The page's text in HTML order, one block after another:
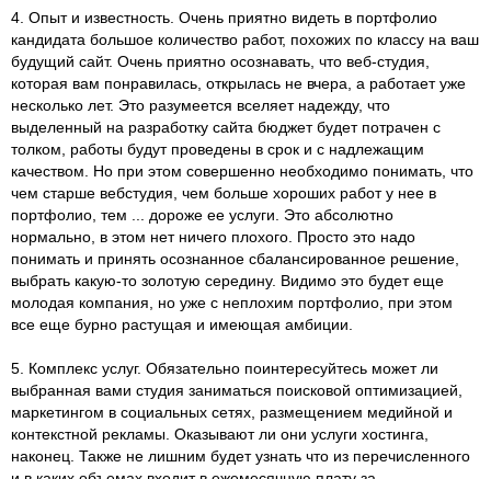
4. Опыт и известность. Очень приятно видеть в портфолио
кандидата большое количество работ, похожих по классу на ваш
будущий сайт. Очень приятно осознавать, что веб-студия,
которая вам понравилась, открылась не вчера, а работает уже
несколько лет. Это разумеется вселяет надежду, что
выделенный на разработку сайта бюджет будет потрачен с
толком, работы будут проведены в срок и с надлежащим
качеством. Но при этом совершенно необходимо понимать, что
чем старше вебстудия, чем больше хороших работ у нее в
портфолио, тем ... дороже ее услуги. Это абсолютно
нормально, в этом нет ничего плохого. Просто это надо
понимать и принять осознанное сбалансированное решение,
выбрать какую-то золотую середину. Видимо это будет еще
молодая компания, но уже с неплохим портфолио, при этом
все еще бурно растущая и имеющая амбиции.
5. Комплекс услуг. Обязательно поинтересуйтесь может ли
выбранная вами студия заниматься поисковой оптимизацией,
маркетингом в социальных сетях, размещением медийной и
контекстной рекламы. Оказывают ли они услуги хостинга,
наконец. Также не лишним будет узнать что из перечисленного